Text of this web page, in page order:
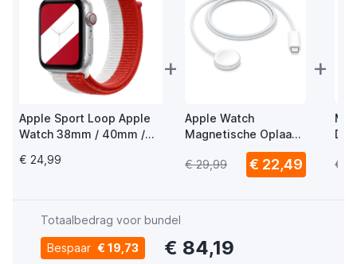
Apple Sport Loop Apple
Watch 38mm / 40mm /
€ 24,99
+
Apple Watch
Magnetische Oplaad
USB-C Kabel 1m
€ 29,99
€ 22,49
+
€
Totaalbedrag voor bundel
Bespaar € 19,73 € 84,19